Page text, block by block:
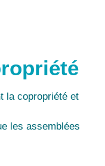
la copropriété et
les assemblées